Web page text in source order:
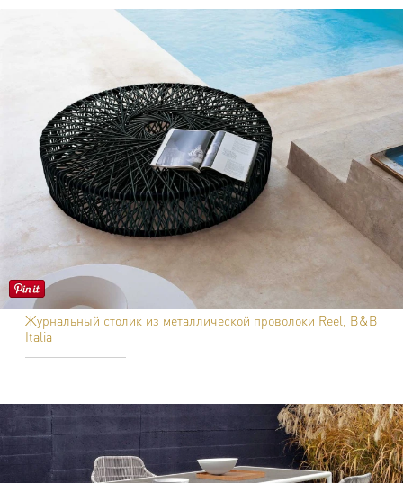
Журнальный столик из металлической проволоки Reel, B&B
Italia